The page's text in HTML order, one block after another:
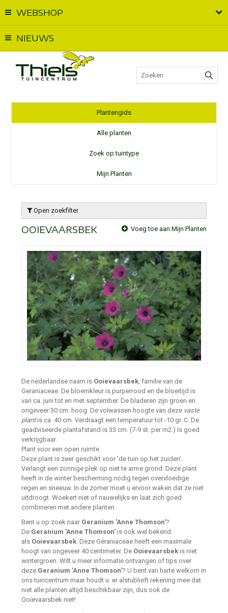
WEBSHOP
NIEUWS
Plantengids
Alle planten
Zoek op tuintype
Mijn Planten
Open zoekfilter
OOIEVAARSBEK Voeg toe aan Mijn Planten
De nederlandse naam is Ooievaarsbek, familie van de
Geraniaceae. De bloemkleur is purperrood en de bloeitijd is
van ca. juni tot en met september. De bladeren zijn groen en
ongeveer 30 cm. hoog. De volwassen hoogte van deze vaste
plantis ca. 40 cm. Verdraagt een temperatuur tot -10 gr. C. De
geadviseerde plantafstand is 33 cm. (7-9 st. per m2.) Is goed
verkrijgbaar.
Plant voor een open ruimte.
Deze plant is zeer geschikt voor 'de tuin op het zuiden'.
Verlangt een zonnige plek op niet te arme grond. Deze plant
heeft in de winter bescherming nodig tegen overvloedige
regen en sneeuw. In de zomer moet u ervoor waken dat ze niet
uitdroogt. Woekert niet of nauwelijks en laat zich goed
combineren met andere planten.
Bent u op zoek naar Geranium 'Anne Thomson'?
De Geranium 'Anne Thomson' is ook wel bekend
als Ooievaarsbek. Deze Geraniaceae heeft een maximale
hoogt van ongeveer 40 centimeter. De Ooievaarsbek is niet
wintergroen. Wilt u meer informatie ontvangen of tips over
deze Geranium 'Anne Thomson'? U bent van harte welkom in
ons tuincentrum maar houdt u er alstublieft rekening mee dat
niet alle planten altijd beschikbaar zijn, dus ook de
Ooievaarsbek niet!